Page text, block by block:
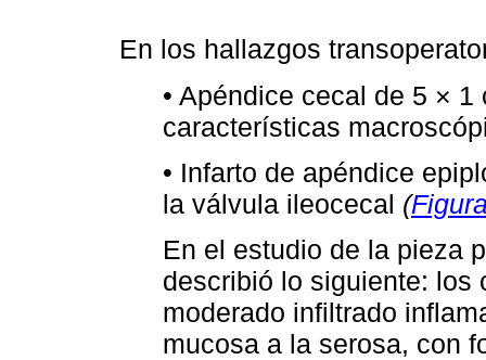
En los hallazgos
• Apéndice cecal de 5 ×
características
• Infarto de apéndice
la válvula ileocecal (
En el estudio de la pieza
describió lo siguiente: los
moderado infiltrado
mucosa a la serosa, con